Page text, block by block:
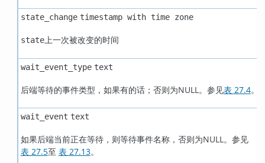
state_change timestamp with time zone
state上一次被改变的时间
wait_event_type text
后端等待的事件类型，如果有的话；否则为NULL。参见表 27.4。
wait_event text
如果后端当前正在等待，则等待事件名称，否则为NULL。参见
表 27.5至 表 27.13。